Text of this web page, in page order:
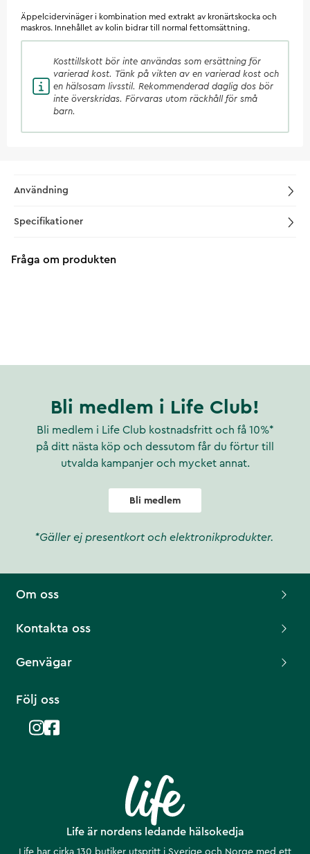
Äppelcidervinäger i kombination med extrakt av kronärtskocka och
maskros. Innehållet av kolin bidrar till normal fettomsättning.
Kosttillskott bör inte användas som ersättning för
varierad kost. Tänk på vikten av en varierad kost och
en hälsosam livsstil. Rekommenderad daglig dos bör
inte överskridas. Förvaras utom räckhåll för små
barn.
Användning
Specifikationer
Fråga om produkten
Bli medlem i Life Club!
Bli medlem i Life Club kostnadsfritt och få 10%*
på ditt nästa köp och dessutom får du förtur till
utvalda kampanjer och mycket annat.
Bli medlem
*Gäller ej presentkort och elektronikprodukter.
Life är nordens ledande hälsokedja
Life har cirka 130 butiker utspritt i Sverige och Norge med ett
Om oss
Kontakta oss
Genvägar
Följ oss